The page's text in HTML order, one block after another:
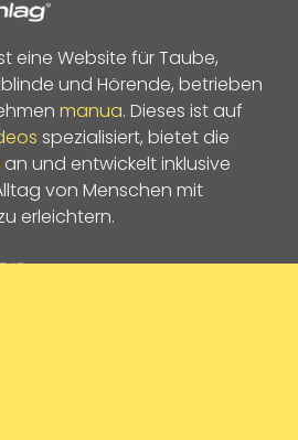
eine Website für Taube,
und Hörende, betrieben
manua. Dieses ist auf
spezialisiert, bietet die
an und entwickelt inklusive
von Menschen mit
erleichtern.